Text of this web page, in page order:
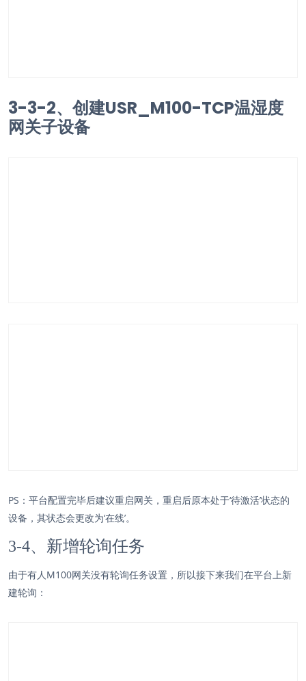
3-3-2、创建USR_M100-TCP温湿度
网关子设备
PS：平台配置完毕后建议重启网关，重启后原本处于‘待激活’状态的
设备，其状态会更改为‘在线’。
3-4、新增轮询任务
由于有人M100网关没有轮询任务设置，所以接下来我们在平台上新
建轮询：